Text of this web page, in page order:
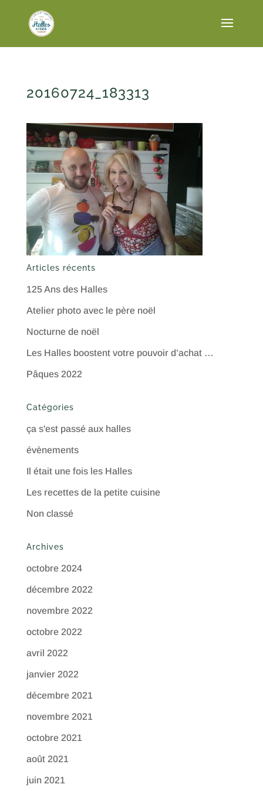
20160724_183313
Articles récents
125 Ans des Halles
Atelier photo avec le père noël
Nocturne de noël
Les Halles boostent votre pouvoir d’achat …
Pâques 2022
Catégories
ça s'est passé aux halles
évènements
Il était une fois les Halles
Les recettes de la petite cuisine
Non classé
Archives
octobre 2024
décembre 2022
novembre 2022
octobre 2022
avril 2022
janvier 2022
décembre 2021
novembre 2021
octobre 2021
août 2021
juin 2021